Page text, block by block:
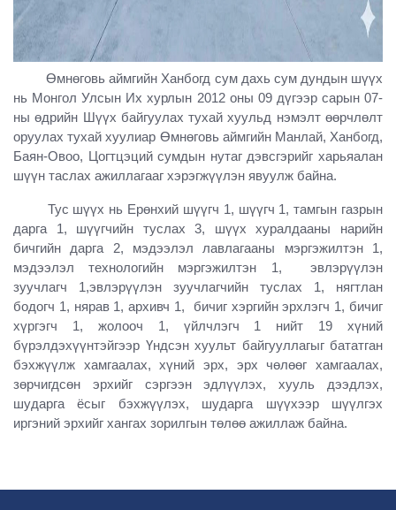
Өмнөговь аймгийн Ханбогд сум дахь сум дундын шүүх
нь Монгол Улсын Их хурлын 2012 оны 09 дүгээр сарын 07-
ны өдрийн Шүүх байгуулах тухай хуульд нэмэлт өөрчлөлт
оруулах тухай хуулиар Өмнөговь аймгийн Манлай, Ханбогд,
Баян-Овоо, Цогтцэций сумдын нутаг дэвсгэрийг харьяалан
шүүн таслах ажиллагааг хэрэгжүүлэн явуулж байна.
Тус шүүх нь Ерөнхий шүүгч 1, шүүгч 1, тамгын газрын
дарга 1, шүүгчийн туслах 3, шүүх хуралдааны нарийн
бичгийн дарга 2, мэдээлэл лавлагааны мэргэжилтэн 1,
мэдээлэл технологийн мэргэжилтэн 1, эвлэрүүлэн
зуучлагч 1,эвлэрүүлэн зуучлагчийн туслах 1, нягтлан
бодогч 1, нярав 1, архивч 1, бичиг хэргийн эрхлэгч 1, бичиг
хүргэгч 1, жолооч 1, үйлчлэгч 1 нийт 19 хүний
бүрэлдэхүүнтэйгээр Үндсэн хуульт байгууллагыг бататган
бэхжүүлж хамгаалах, хүний эрх, эрх чөлөөг хамгаалах,
зөрчигдсөн эрхийг сэргээн эдлүүлэх, хууль дээдлэх,
шударга ёсыг бэхжүүлэх, шударга шүүхээр шүүлгэх
иргэний эрхийг хангах зорилгын төлөө ажиллаж байна.